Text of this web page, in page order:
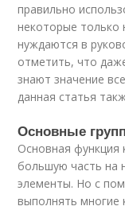
правильно
некоторые только
нуждаются в
отметить, что
знают значение
данная статья
Основные
Основная функция
большую часть на
элементы. Но с
выполнять многие